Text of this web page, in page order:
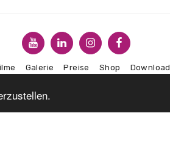
Galerie Preise Shop Download